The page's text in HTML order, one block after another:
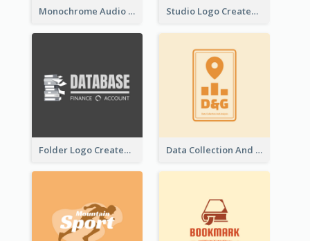
Monochrome Audio Studio Logo Created With Graphic Of microphone Studio Logo Created With Monochrome Words And Illustration
Folder Logo Created For Finance And Account Company Data Collection And Analysis Logo Generated With Graphic Of Chart And GPS